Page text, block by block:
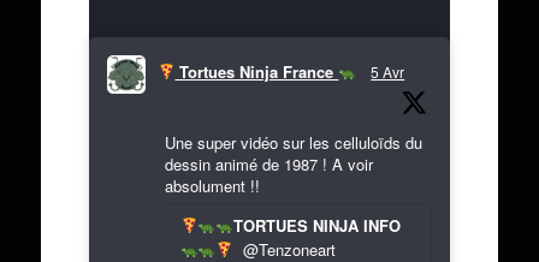
Tortues Ninja France 5 Avr
Une super vidéo sur les celluloïds du
dessin animé de 1987 ! A voir
absolument !!
TORTUES NINJA INFO
@Tenzoneart